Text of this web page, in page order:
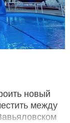
новый
между